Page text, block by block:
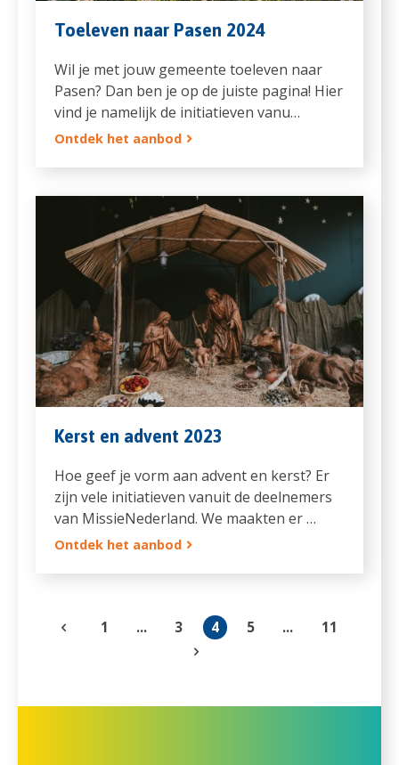
Toeleven naar Pasen 2024
Wil je met jouw gemeente toeleven naar
Pasen? Dan ben je op de juiste pagina! Hier
vind je namelijk de initiatieven vanu…
Ontdek het aanbod
Kerst en advent 2023
Hoe geef je vorm aan advent en kerst? Er
zijn vele initiatieven vanuit de deelnemers
van MissieNederland. We maakten er …
Ontdek het aanbod
1 ... 3 4 5 ... 11